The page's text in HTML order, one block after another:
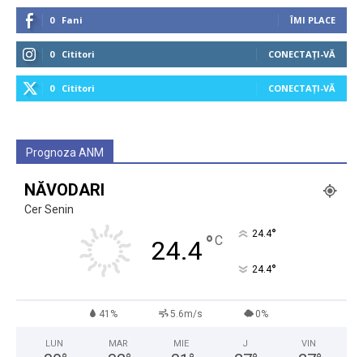
0 Fani ÎMI PLACE
0 Cititori CONECTAȚI-VĂ
0 Cititori CONECTAȚI-VĂ
Prognoza ANM
NĂVODARI
Cer Senin
24.4°C 24.4°
24.4°
41% 5.6m/s 0%
LUN MAR MIE J VIN